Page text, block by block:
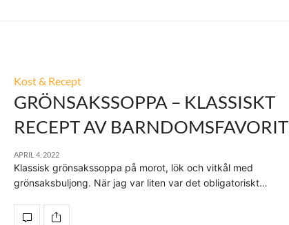
Kost & Recept
GRÖNSAKSSOPPA – KLASSISKT
RECEPT AV BARNDOMSFAVORIT
APRIL 4, 2022
Klassisk grönsakssoppa på morot, lök och vitkål med
grönsaksbuljong. När jag var liten var det obligatoriskt…